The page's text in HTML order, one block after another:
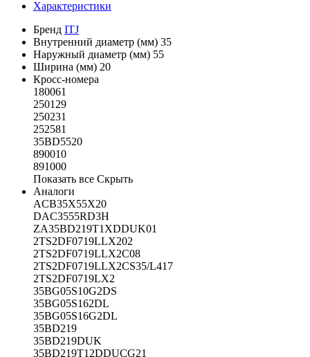
Характеристики
Бренд ITJ
Внутренний диаметр (мм) 35
Наружный диаметр (мм) 55
Ширина (мм) 20
Кросс-номера
180061
250129
250231
252581
35BD5520
890010
891000
Показать все Скрыть
Аналоги
ACB35X55X20
DAC3555RD3H
ZA35BD219T1XDDUK01
2TS2DF0719LLX202
2TS2DF0719LLX2C08
2TS2DF0719LLX2CS35/L417
2TS2DF0719LX2
35BG05S10G2DS
35BG05S162DL
35BG05S16G2DL
35BD219
35BD219DUK
35BD219T12DDUCG21